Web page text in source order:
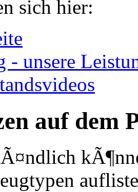
sich hier:
- unsere
auf dem